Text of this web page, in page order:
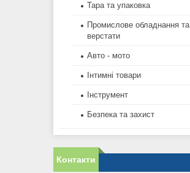
Тара та упаковка
Промислове обладнання та
верстати
Авто - мото
Інтимні товари
Інструмент
Безпека та захист
Контакти